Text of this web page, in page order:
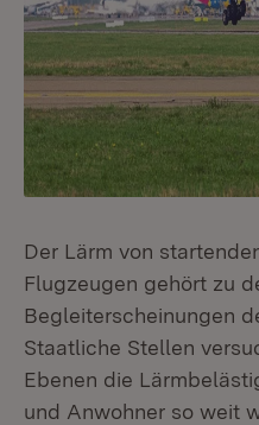
Der Lärm von
Flugzeugen gehört zu
Begleiterscheinungen
Staatliche Stellen
Ebenen die
und Anwohner so weit